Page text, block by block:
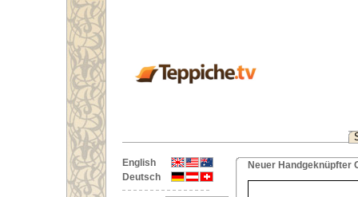
English
Deutsch
Neuer Handgeknüpfter